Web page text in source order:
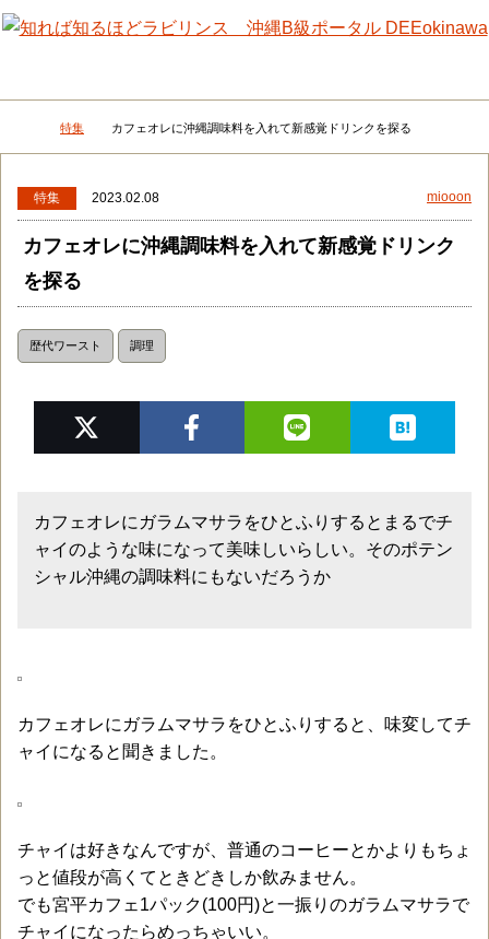
メニュー 検
DEEokinawaトップ
特集 カフェオレに沖縄調味料を入れて新感覚ドリンクを探る
特集 2023.02.08 miooon
カフェオレに沖縄調味料を入れて新感覚ドリンク
を探る
歴代ワースト 調理
カフェオレにガラムマサラをひとふりするとまるでチ
ャイのような味になって美味しいらしい。そのポテン
シャル沖縄の調味料にもないだろうか
カフェオレにガラムマサラをひとふりすると、味変してチ
ャイになると聞きました。
チャイは好きなんですが、普通のコーヒーとかよりもちょ
っと値段が高くてときどきしか飲みません。
でも宮平カフェ1パック(100円)と一振りのガラムマサラで
チャイになったらめっちゃいい。